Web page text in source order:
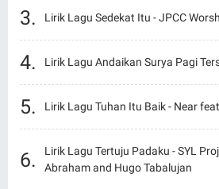
Lirik Lagu Sedekat Itu - JPCC
Lirik Lagu Andaikan Surya Pagi
Lirik Lagu Tuhan Itu Baik - Near
Lirik Lagu Tertuju Padaku - SYL
Abraham and Hugo Tabalujan